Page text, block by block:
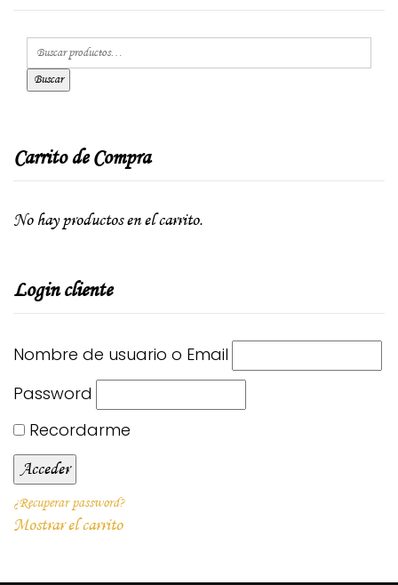
Buscar
Carrito de Compra
No hay productos en el carrito.
Login cliente
Nombre de usuario o Email
Password
Recordarme
¿Recuperar password?
Mostrar el carrito